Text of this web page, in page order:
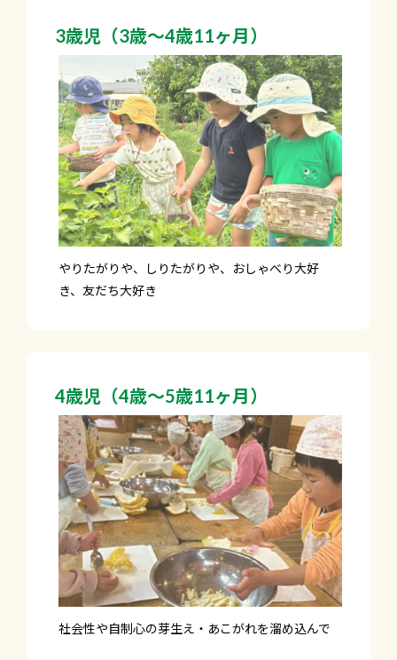
3歳児（3歳～4歳11ヶ月）
やりたがりや、しりたがりや、おしゃべり大好
き、友だち大好き
4歳児（4歳～5歳11ヶ月）
社会性や自制心の芽生え・あこがれを溜め込んで